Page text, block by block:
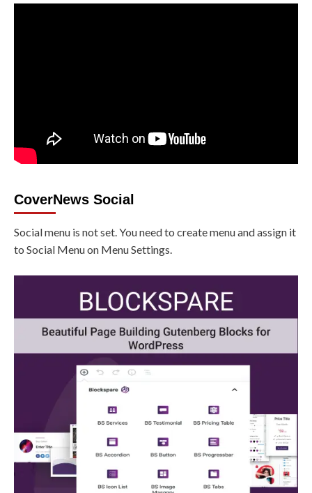
CoverNews Social
Social menu is not set. You need to create menu and assign it
to Social Menu on Menu Settings.